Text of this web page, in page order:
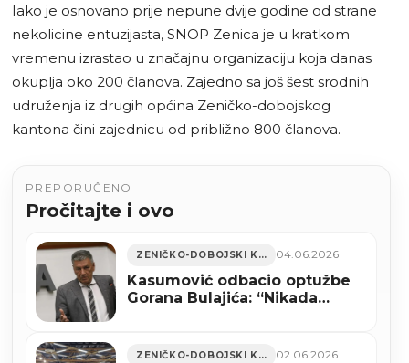
Iako je osnovano prije nepune dvije godine od strane
nekolicine entuzijasta, SNOP Zenica je u kratkom
vremenu izrastao u značajnu organizaciju koja danas
okuplja oko 200 članova. Zajedno sa još šest srodnih
udruženja iz drugih općina Zeničko-dobojskog
kantona čini zajednicu od približno 800 članova.
PREPORUČENO
Pročitajte i ovo
ZENIČKO-DOBOJSKI KANTON 04.06.2026
Kasumović odbacio optužbe
Gorana Bulajića: “Nikada
ZENIČKO-DOBOJSKI KANTON 02.06.2026